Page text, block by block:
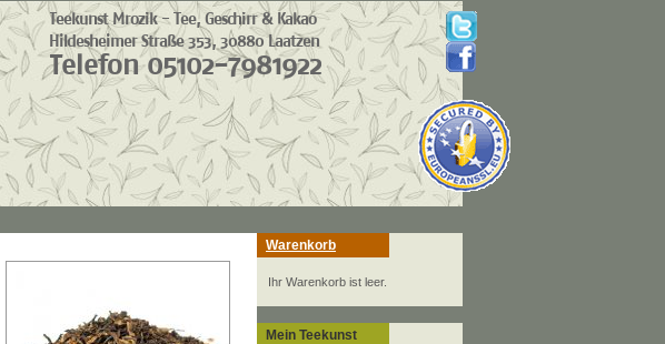
Warenkorb
Ihr Warenkorb ist leer.
Mein Teekunst